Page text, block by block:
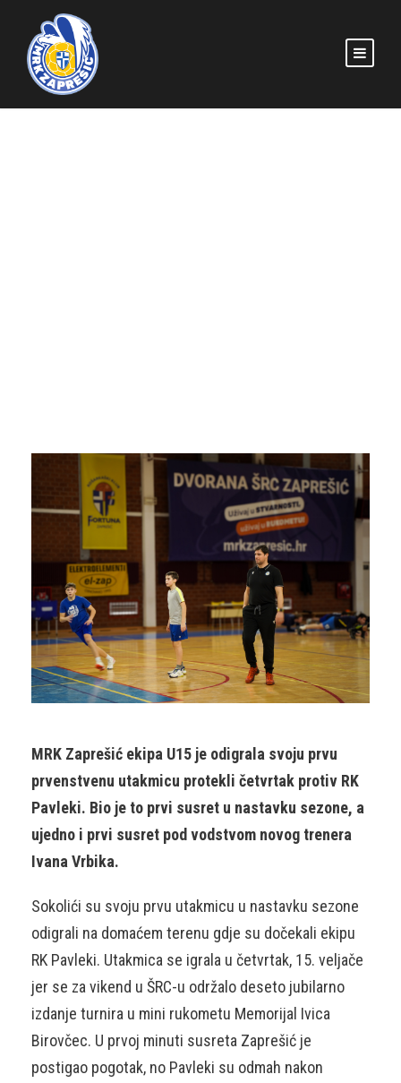
MRK Zaprešić ekipa U15 je odigrala svoju prvu
prvenstvenu utakmicu protekli četvrtak protiv RK
Pavleki. Bio je to prvi susret u nastavku sezone, a
ujedno i prvi susret pod vodstvom novog trenera
Ivana Vrbika.
Sokolići su svoju prvu utakmicu u nastavku sezone
odigrali na domaćem terenu gdje su dočekali ekipu
RK Pavleki. Utakmica se igrala u četvrtak, 15. veljače
jer se za vikend u ŠRC-u održalo deseto jubilarno
izdanje turnira u mini rukometu Memorijal Ivica
Birovčec. U prvoj minuti susreta Zaprešić je
postigao pogotak, no Pavleki su odmah nakon